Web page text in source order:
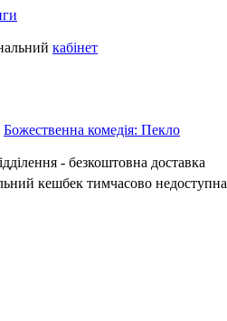
кабінет
Божественна комедія: Пекло
- безкоштовна доставка
кешбек тимчасово недоступна